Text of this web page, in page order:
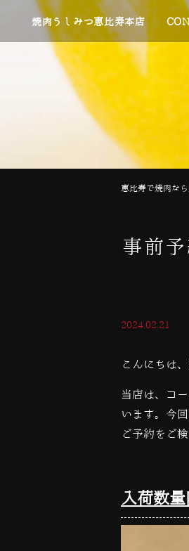
焼肉うしみつ恵比寿本店
恵比寿で焼肉な
事前
2024.02.21
こんにちは
当店は、コ
います。今
ご予約をご
入荷数量